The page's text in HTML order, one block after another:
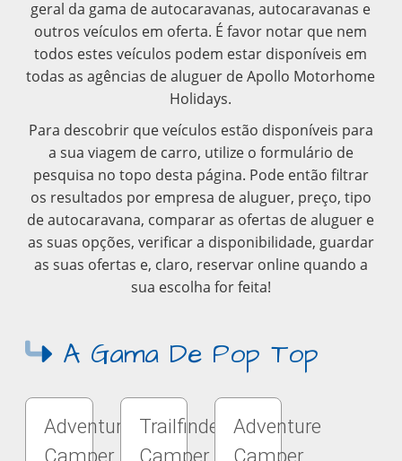
geral da gama de autocaravanas, autocaravanas e
outros veículos em oferta. É favor notar que nem
todos estes veículos podem estar disponíveis em
todas as agências de aluguer de Apollo Motorhome
Holidays.
Para descobrir que veículos estão disponíveis para
a sua viagem de carro, utilize o formulário de
pesquisa no topo desta página. Pode então filtrar
os resultados por empresa de aluguer, preço, tipo
de autocaravana, comparar as ofertas de aluguer e
as suas opções, verificar a disponibilidade, guardar
as suas ofertas e, claro, reservar online quando a
sua escolha for feita!
A Gama De Pop Top
Adventure
Camper
Trailfinder
Camper
Adventure
Camper